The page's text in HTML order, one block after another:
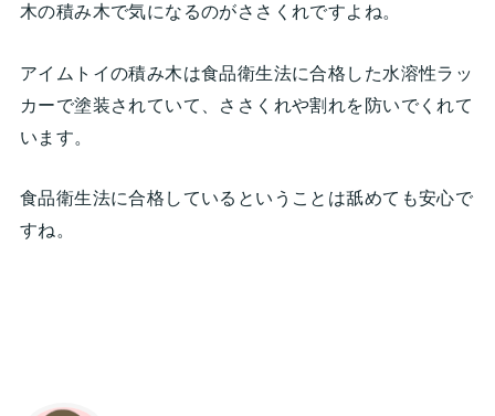
木の積み木で気になるのがささくれですよね。
アイムトイの積み木は食品衛生法に合格した水溶性ラッ
カーで塗装されていて、ささくれや割れを防いでくれて
います。
食品衛生法に合格しているということは舐めても安心で
すね。